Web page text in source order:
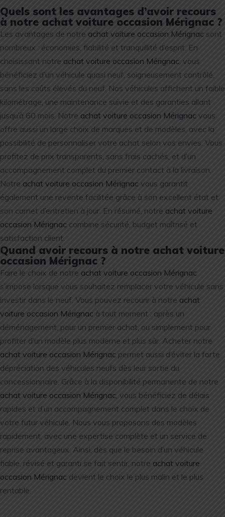
Quels sont les avantages d’avoir recours
à notre achat voiture occasion Mérignac ?
Les avantages de notre achat voiture occasion Mérignac sont
nombreux : économies, fiabilité et tranquillité d’esprit. En
choisissant notre achat voiture occasion Mérignac , vous
bénéficiez d’un véhicule quasi neuf, soigneusement contrôlé,
sans les coûts élevés du neuf. Nos véhicules affichent un faible
kilométrage, une maintenance suivie et des garanties allant
jusqu’à 60 mois. Notre achat voiture occasion Mérignac vous
offre aussi un large choix de marques et de modèles, avec la
possibilité de personnaliser votre achat selon vos envies. Vous
profitez de prix transparents, sans frais cachés, et d’un
accompagnement complet du premier contact à la livraison.
Notre achat voiture occasion Mérignac vous garantit
également une revente facilitée grâce à son excellent état et
son carnet d’entretien à jour. En résumé, notre achat voiture
occasion Mérignac combine sécurité, budget maîtrisé et
satisfaction client.
Quand avoir recours à notre achat voiture
occasion Mérignac ?
Faire le choix de notre achat voiture occasion Mérignac
s’impose lorsque vous souhaitez remplacer votre véhicule sans
investir dans le neuf. Vous pouvez recourir à notre achat
voiture occasion Mérignac à tout moment : après un
déménagement, pour un premier achat, ou simplement pour
profiter d’un modèle plus moderne et plus sûr. Acheter notre
achat voiture occasion Mérignac permet aussi d’éviter la forte
dépréciation des véhicules neufs dès leur sortie du
concessionnaire. Grâce à la disponibilité permanente de notre
achat voiture occasion Mérignac , vous bénéficiez de délais
rapides et d’un accompagnement complet dans le choix de
votre futur véhicule. Nous vous proposons des modèles
rapidement, avec une expertise complète et un service de
reprise avantageux. Ainsi, dès que le besoin d’un véhicule
fiable, révisé et garanti se fait sentir, notre achat voiture
occasion Mérignac devient le choix le plus malin et le plus
rentable.